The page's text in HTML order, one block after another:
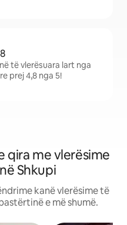
të vlerësuara lart nga
prej 4,8 nga 5!
qira me vlerësime
Shkupi
kanë vlerësime të
e më shumë.